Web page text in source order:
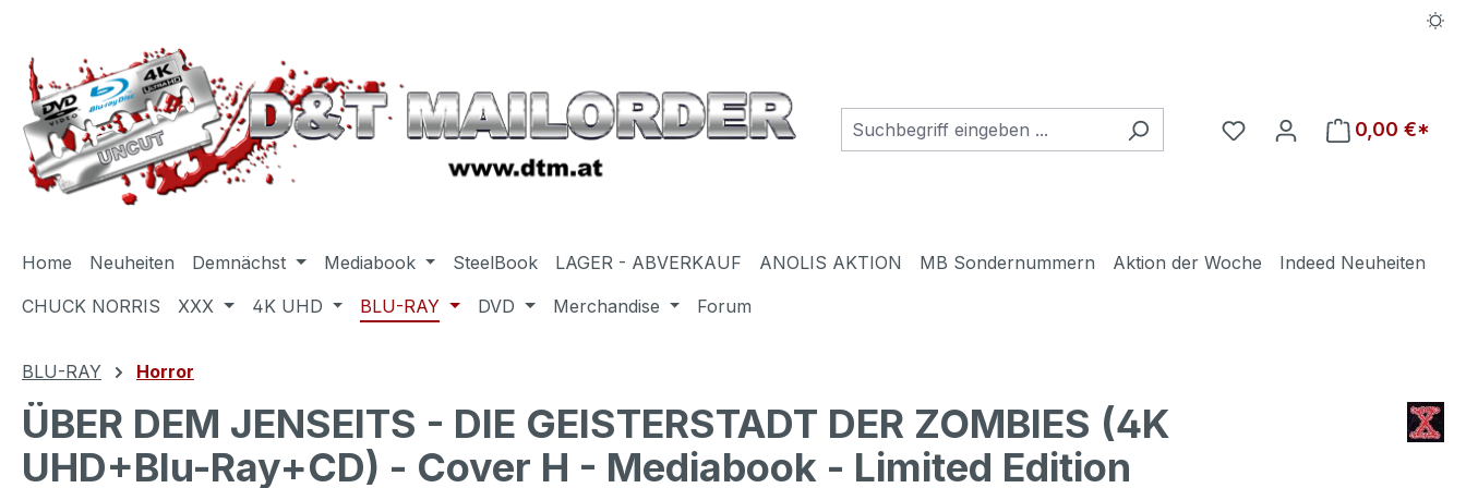
Du hast 0 Produkte auf
0,00 €*
Home Neuheiten Demnächst Mediabook SteelBook LAGER - ABVERKAUF ANOLIS AKTION MB Sondernummern Aktion der Woche
Indeed Neuheiten
CHUCK NORRIS
XXX 4K UHD BLU-RAY DVD Merchandise Forum
BLU-RAY Horror
ÜBER DEM JENSEITS - DIE GEISTERSTADT DER ZOMBIES (4K
UHD+Blu-Ray+CD) - Cover H - Mediabook - Limited Edition